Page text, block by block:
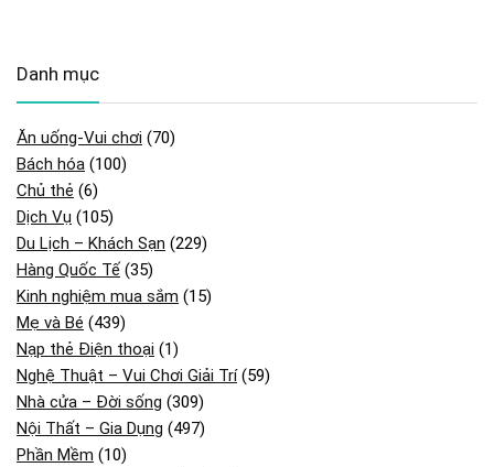
Danh mục
Ăn uống-Vui chơi (70)
Bách hóa (100)
Chủ thẻ (6)
Dịch Vụ (105)
Du Lịch – Khách Sạn (229)
Hàng Quốc Tế (35)
Kinh nghiệm mua sắm (15)
Mẹ và Bé (439)
Nạp thẻ Điện thoại (1)
Nghệ Thuật – Vui Chơi Giải Trí(59)
Nhà cửa – Đời sống (309)
Nội Thất – Gia Dụng (497)
Phần Mềm (10)